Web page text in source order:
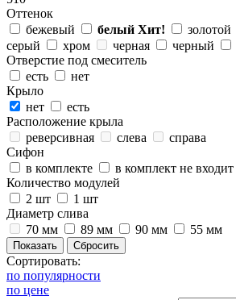
Оттенок
бежевый
белый Хит! золотой
серый
хром черная черный
Отверстие под смеситель
есть
нет
Крыло
нет
есть
Расположение крыла
реверсивная
слева
справа
Сифон
в комплекте
в комплект не входит
Количество модулей
2 шт
1 шт
Диаметр слива
70 мм
89 мм 90 мм 55 мм
Сортировать:
по популярности
по цене